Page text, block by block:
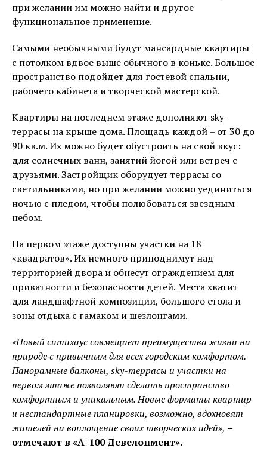
при желании им можно найти и другое
функциональное применение.
Самыми необычными будут мансардные квартиры
с потолком вдвое выше обычного в коньке. Большое
пространство подойдет для гостевой спальни,
рабочего кабинета и творческой мастерской.
Квартиры на последнем этаже дополняют sky-
террасы на крыше дома. Площадь каждой – от 30 до
90 кв.м. Их можно будет обустроить на свой вкус:
для солнечных ванн, занятий йогой или встреч с
друзьями. Застройщик оборудует террасы со
светильниками, но при желании можно уединиться
ночью с пледом, чтобы полюбоваться звездным
небом.
На первом этаже доступны участки на 18
«квадратов». Их немного приподнимут над
территорией двора и обнесут ограждением для
приватности и безопасности детей. Места хватит
для ландшафтной композиции, большого стола и
зоны отдыха с гамаком и шезлонгами.
«Новый ситихаус совмещает преимущества жизни на
природе с привычным для всех городским комфортом.
Панорамные балконы, sky-террасы и участки на
первом этаже позволяют сделать пространство
комфортным и уникальным. Новые форматы квартир
и нестандартные планировки, возможно, вдохновят
жителей на воплощение своих творческих идей», –
отмечают в «А-100 Девелопмент».